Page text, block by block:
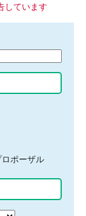
しています
ポーザル